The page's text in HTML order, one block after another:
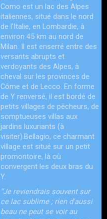
Como est un lac des Alpes
italiennes, situé dans le nord
de l'Italie, en Lombardie, à
environ 45 km au nord de
Milan. Il est enserré entre des
versants abrupts et
verdoyants des Alpes, à
cheval sur les provinces de
Côme et de Lecco. En forme
de Y renversé, il est bordé de
petits villages de pêcheurs, de
somptueuses villas aux
jardins luxuriants (à
visiter).Bellagio, ce charmant
village est situé sur un petit
promontoire, là où
convergent les deux bras du
Y.
“Je reviendrais souvent sur
ce lac sublime ; rien d'aussi
beau ne peut se voir au